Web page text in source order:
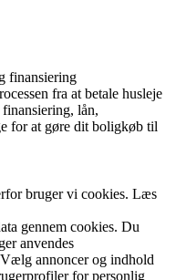
finansiering
fra at betale husleje
lån,
for at gøre dit boligkøb til
bruger vi cookies. Læs
gennem cookies. Du
anvendes
annoncer og indhold
for personlig